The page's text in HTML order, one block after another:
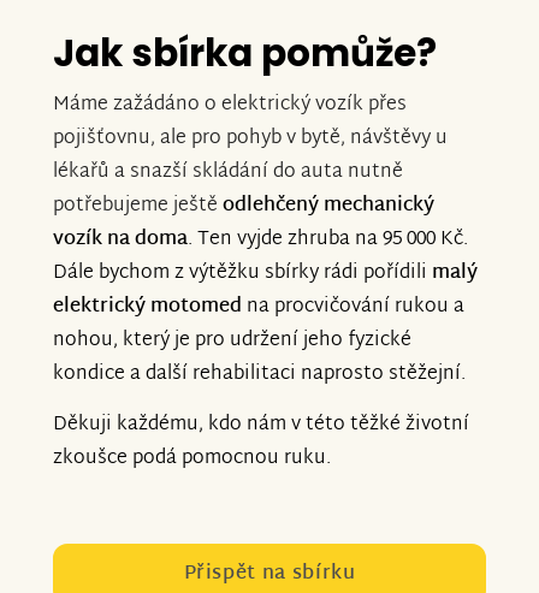
Jak sbírka pomůže?
Máme zažádáno o elektrický vozík přes
pojišťovnu, ale pro pohyb v bytě, návštěvy u
lékařů a snazší skládání do auta nutně
potřebujeme ještěodlehčený mechanický
vozík na doma. Ten vyjde zhruba na 95 000 Kč.
Dále bychom z výtěžku sbírky rádi pořídili malý
elektrický motomed na procvičování rukou a
nohou, který je pro udržení jeho fyzické
kondice a další rehabilitaci naprosto stěžejní.
Děkuji každému, kdo nám v této těžké životní
zkoušce podá pomocnou ruku.
Přispět na sbírku